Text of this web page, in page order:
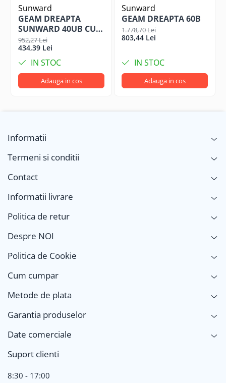
Sunward
GEAM DREAPTA
SUNWARD 40UB CU
CADRU, 35SU
952,27 Lei
434,39 Lei
IN STOC
Adauga in cos
Sunward
GEAM DREAPTA 60B
1.778,70 Lei
803,44 Lei
IN STOC
Adauga in cos
Informatii
Termeni si conditii
Contact
Informatii livrare
Politica de retur
Despre NOI
Politica de Cookie
Cum cumpar
Metode de plata
Garantia produselor
Date comerciale
Suport clienti
8:30 - 17:00